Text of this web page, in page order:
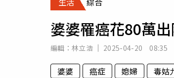
房
婆婆罹癌花80萬
編輯： 林立浩 2025-04-20 08:35
婆婆 癌症 媳婦 毒姑